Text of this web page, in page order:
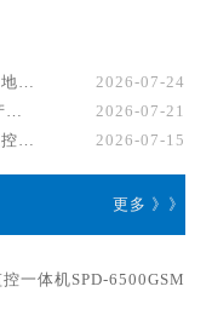
掌握三点核心，广东的机房动环项目选本地厂家事半功倍！
2026-07-24
2026年机房项目预算有限？推荐几款国产动环监控系统品牌
2026-07-21
以广东地区为切入点，选择优质的动环监控系统厂家
2026-07-15
更多 》》
一体机SPD-6500GSM